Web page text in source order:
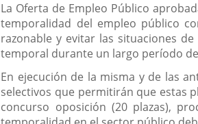
La Oferta de Empleo Público
temporalidad del empleo público
razonable y evitar las situaciones
temporal durante un largo período
En ejecución de la misma y de las
selectivos que permitirán que estas
concurso oposición (20 plazas),